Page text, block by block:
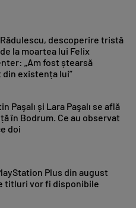
Rădulescu, descoperire tristă
la moartea lui Felix
„Am fost ștearsă
din existența lui”
Paşalı și Lara Paşalı se află
în Bodrum. Ce au observat
doi
Plus din august
titluri vor fi disponibile